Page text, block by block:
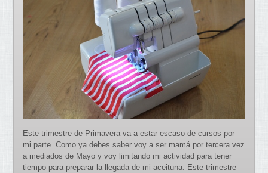
Este trimestre de Primavera va a estar escaso de cursos por
mi parte. Como ya debes saber voy a ser mamá por tercera vez
a mediados de Mayo y voy limitando mi actividad para tener
tiempo para preparar la llegada de mi aceituna. Este trimestre